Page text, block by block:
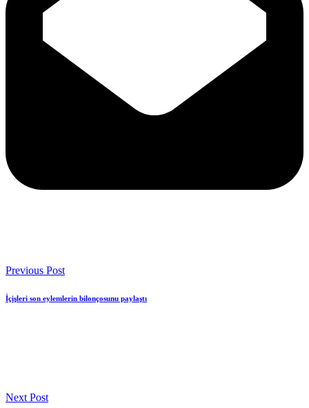
Previous Post
İçişleri son eylemlerin bilonçosunu paylaştı
Next Post